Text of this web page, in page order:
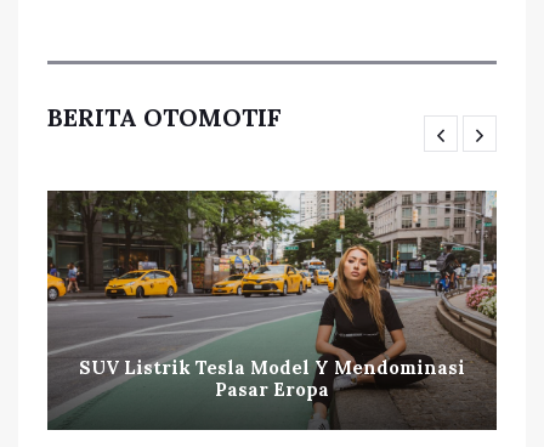
BERITA OTOMOTIF
SUV Listrik Tesla Model Y Mendominasi
Pasar Eropa